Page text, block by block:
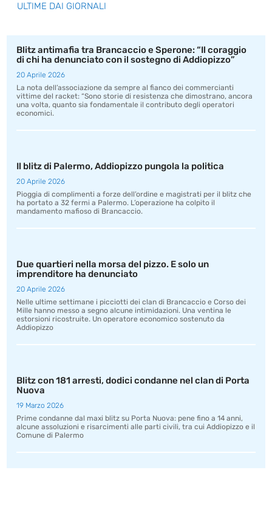
ULTIME DAI GIORNALI
Blitz antimafia tra Brancaccio e Sperone: “Il coraggio
di chi ha denunciato con il sostegno di Addiopizzo”
20 Aprile 2026
La nota dell’associazione da sempre al fianco dei commercianti
vittime del racket: “Sono storie di resistenza che dimostrano, ancora
una volta, quanto sia fondamentale il contributo degli operatori
economici.
Il blitz di Palermo, Addiopizzo pungola la politica
20 Aprile 2026
Pioggia di complimenti a forze dell’ordine e magistrati per il blitz che
ha portato a 32 fermi a Palermo. L’operazione ha colpito il
mandamento mafioso di Brancaccio.
Due quartieri nella morsa del pizzo. E solo un
imprenditore ha denunciato
20 Aprile 2026
Nelle ultime settimane i picciotti dei clan di Brancaccio e Corso dei
Mille hanno messo a segno alcune intimidazioni. Una ventina le
estorsioni ricostruite. Un operatore economico sostenuto da
Addiopizzo
Blitz con 181 arresti, dodici condanne nel clan di Porta
Nuova
19 Marzo 2026
Prime condanne dal maxi blitz su Porta Nuova: pene fino a 14 anni,
alcune assoluzioni e risarcimenti alle parti civili, tra cui Addiopizzo e il
Comune di Palermo